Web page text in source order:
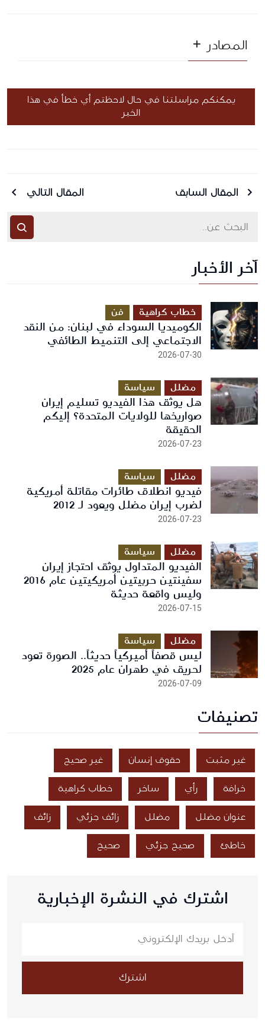
المصادر
يمكنكم مراسلتنا في حال لاحظتم أي خطأ في هذا
الخبر
المقال السابق المقال التالي
آخر الأخبار
خطاب كراهية فن
الكوميديا السوداء في لبنان: من النقد
الاجتماعي إلى التنميط الطائفي
2026-07-30
مضلل سياسة
هل يوثق هذا الفيديو تسليم إيران
صواريخها للولايات المتحدة؟ إليكم
الحقيقة
2026-07-23
مضلل سياسة
فيديو انطلاق طائرات مقاتلة أمريكية
لضرب إيران مضلل ويعود لـ 2012
2026-07-23
مضلل سياسة
الفيديو المتداول يوثق احتجاز إيران
سفينتين حربيتين أمريكيتين عام 2016
وليس واقعة حديثة
2026-07-15
مضلل سياسة
ليس قصفاً أميركياً حديثاً.. الصورة تعود
لحريق في طهران عام 2025
2026-07-09
تصنيفات
غير مثبت حقوق إنسان غير صحيح
خرافة رأي ساخر خطاب كراهية
عنوان مضلل مضلل زائف جزئي زائف
خاطئ صحيح جزئي صحيح
اشترك في النشرة الإخبارية
اشترك